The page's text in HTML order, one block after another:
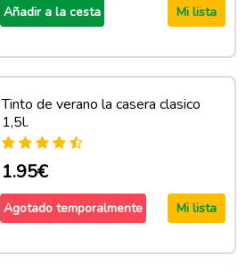
Añadir a la cesta Mi lista
Tinto de verano la casera clasico
1,5l.
1.95€
Agotado temporalmente Mi lista